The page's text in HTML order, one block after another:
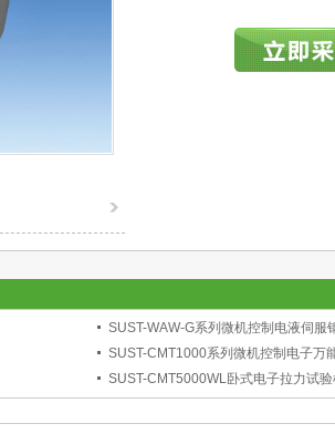
SUST-WAW-G系列微机控制电液伺服
SUST-CMT1000系列微机控制电子万
SUST-CMT5000WL卧式电子拉力试